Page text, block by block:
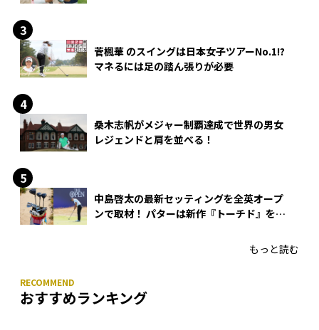
菅楓華 のスイングは日本女子ツアーNo.1!?
マネるには足の踏ん張りが必要
桑木志帆がメジャー制覇達成で世界の男女
レジェンドと肩を並べる！
中島啓太の最新セッティングを全英オープ
ンで取材！ パターは新作『トーチド』を投
もっと読む
おすすめランキング